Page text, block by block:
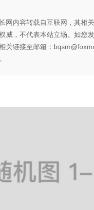
网内容转载自互联网，其相
威，不代表本站立场。如您
关链接至邮箱：